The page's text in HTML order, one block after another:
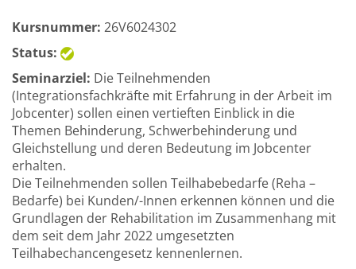
Kursnummer: 26V6024302
Status:
Seminarziel: Die Teilnehmenden
(Integrationsfachkräfte mit Erfahrung in der Arbeit im
Jobcenter) sollen einen vertieften Einblick in die
Themen Behinderung, Schwerbehinderung und
Gleichstellung und deren Bedeutung im Jobcenter
erhalten.
Die Teilnehmenden sollen Teilhabebedarfe (Reha –
Bedarfe) bei Kunden/-Innen erkennen können und die
Grundlagen der Rehabilitation im Zusammenhang mit
dem seit dem Jahr 2022 umgesetzten
Teilhabechancengesetz kennenlernen.